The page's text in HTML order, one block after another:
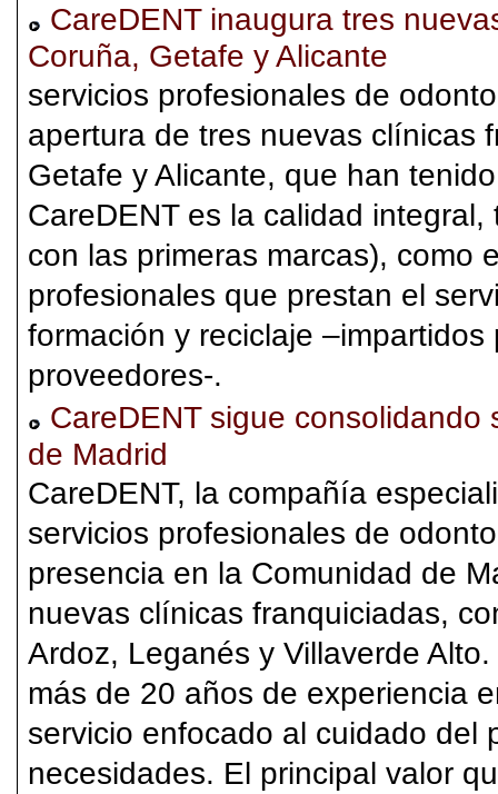
CareDENT inaugura tres
Coruña, Getafe y Alicante
servicios profesionales de
apertura de tres nuevas clínicas
Getafe y Alicante, que han
CareDENT es la calidad
con las primeras marcas), como
profesionales que prestan el
formación y reciclaje
proveedores-.
CareDENT sigue
de Madrid
CareDENT, la compañía
servicios profesionales de
presencia en la Comunidad de
nuevas clínicas franquiciadas,
Ardoz, Leganés y Villaverde
más de 20 años de experiencia
servicio enfocado al cuidado del
necesidades. El principal valor